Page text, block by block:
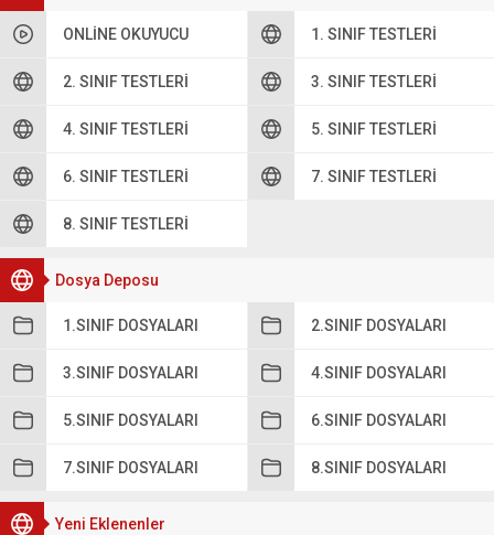
ONLINE OKUYUCU 1. SINIF TESTLERI
2. SINIF TESTLERI 3. SINIF TESTLERI
4. SINIF TESTLERI 5. SINIF TESTLERI
6. SINIF TESTLERI 7. SINIF TESTLERI
8. SINIF TESTLERI
Dosya Deposu
1.SINIF DOSYALARI 2.SINIF DOSYALARI
3.SINIF DOSYALARI 4.SINIF DOSYALARI
5.SINIF DOSYALARI 6.SINIF DOSYALARI
7.SINIF DOSYALARI 8.SINIF DOSYALARI
Yeni Eklenenler